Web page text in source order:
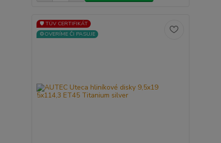
🛡️ TÜV CERTIFIKÁT
⚙️OVERÍME ČI PASUJE